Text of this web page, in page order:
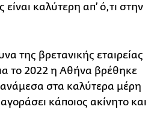
είναι καλύτερη απ’ ό,τι στην
της βρετανικής εταιρείας
το 2022 η Αθήνα βρέθηκε
στα καλύτερα μέρη
κάποιος ακίνητο και